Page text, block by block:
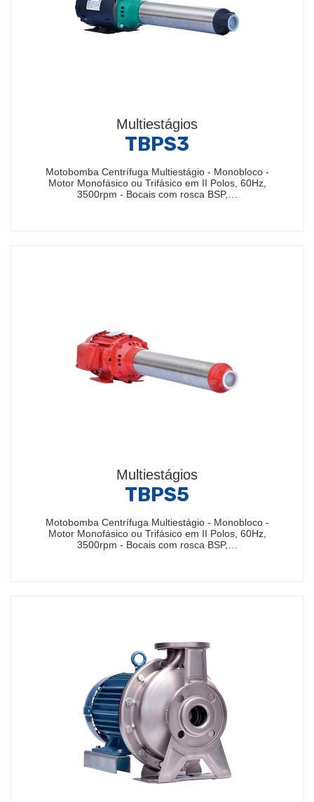
Multiestágios
TBPS3
Motobomba Centrífuga Multiestágio - Monobloco -
Motor Monofásico ou Trifásico em II Polos, 60Hz,
3500rpm - Bocais com rosca BSP,…
Multiestágios
TBPS5
Motobomba Centrífuga Multiestágio - Monobloco -
Motor Monofásico ou Trifásico em II Polos, 60Hz,
3500rpm - Bocais com rosca BSP,…